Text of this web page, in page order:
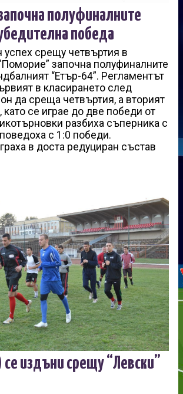
полуфиналните
победа
успех срещу четвъртия в
започна полуфиналните
“Етър-64”. Регламентът
в класирането след
да среща четвъртия, а вторият
като се играе до две победи от
разбиха съперника с
с 1:0 победи.
в доста редуциран състав
издъни срещу “Левски”